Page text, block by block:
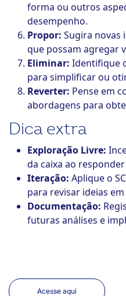
forma ou outros
desempenho.
Propor: Sugira novas
que possam agregar
Eliminar: Identifique
para simplificar ou
Reverter: Pense em
abordagens para
Dica extra
Exploração Livre:
da caixa ao
Iteração: Aplique o
para revisar ideias
Documentação:
futuras análises e
Acesse aqui